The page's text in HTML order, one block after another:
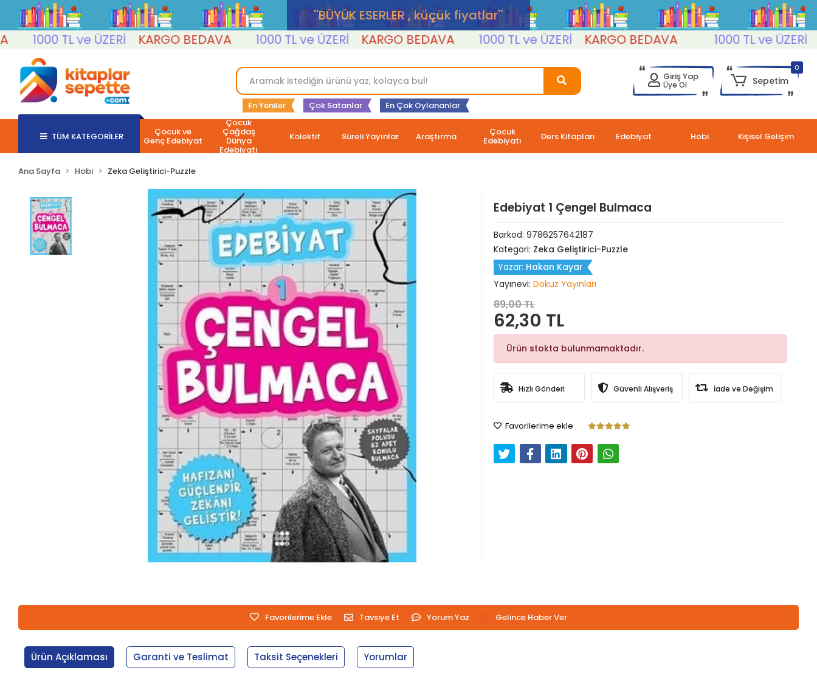
''BÜYÜK ESERLER , küçük fiyatlar''
1000 TL ve ÜZERİ
KARGO BEDAVA 1000 TL ve ÜZERİ KARGO BEDAVA 1000 TL ve ÜZERİ KARGO BEDAVA 1000 TL ve ÜZERİ
En Yeniler Çok Satanlar En Çok Oylananlar
Giriş Yap
Üye Ol
0
Sepetim
TÜM KATEGORİLER Çocuk ve
Genç Edebiyat
Çocuk
Çağdaş
Dünya
Edebiyatı
Kolektif Süreli Yayınlar Araştırma Çocuk
Edebiyatı Ders Kitapları Edebiyat Hobi Kişisel Gelişim
Ana Sayfa Hobi Zeka Geliştirici-Puzzle
Edebiyat 1 Çengel Bulmaca
Barkod: 9786257642187
Kategori: Zeka Geliştirici-Puzzle
Yazar: Hakan Kayar
Yayınevi: Dokuz Yayınları
89,00 TL
62,30 TL
Ürün stokta bulunmamaktadır.
Hızlı Gönderi Güvenli Alışveriş İade ve Değişim
Favorilerime ekle
Favorilerime Ekle Tavsiye Et Yorum Yaz Gelince Haber Ver
Ürün Açıklaması Garanti ve Teslimat Taksit Seçenekleri Yorumlar